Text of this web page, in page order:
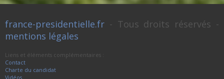
france-presidentielle.fr - Tous droits réservés -
mentions légales
Liens et éléments complémentaires :
Contact
Charte du candidat
Vidéos